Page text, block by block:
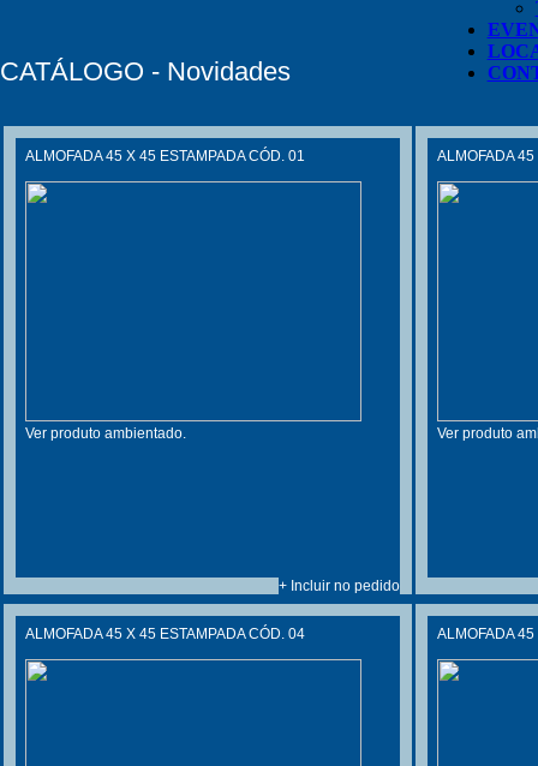
CATÁLOGO - Novidades
ALMOFADA 45 X 45 ESTAMPADA CÓD. 01
Ver produto ambientado.
+ Incluir no pedido
ALMOFADA
Ver produto
ALMOFADA 45 X 45 ESTAMPADA CÓD. 04 ALMOFADA